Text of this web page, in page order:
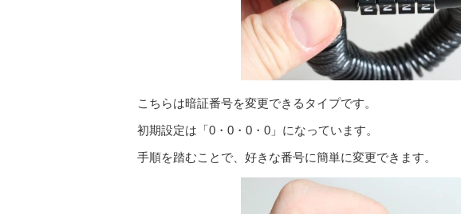
こちらは暗証番号を変更できるタイプです。
初期設定は「0・0・0・0」になっています。
手順を踏むことで、好きな番号に簡単に変更できます。